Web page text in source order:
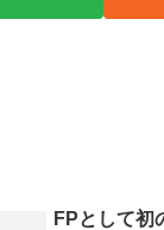
FPとして初